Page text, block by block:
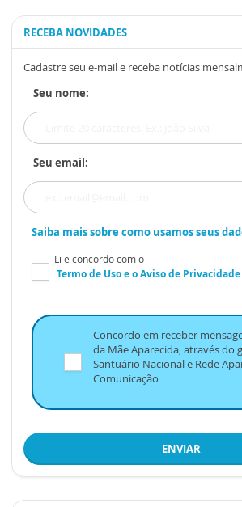
RECEBA NOVIDADES
Cadastre seu e-mail e receba notícias
Seu nome:
Seu email:
Saiba mais sobre como usamos seus
Li e concordo com o
Termo de Usoe oAviso de Privacidade
Concordo em receber
da Mãe Aparecida, através do
Santuário Nacional e Rede
Comunicação
ENVIAR